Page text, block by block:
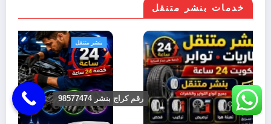
خدمات بنشر متنقل
بنشر متنقل
رقم كراج بنشر 98577474